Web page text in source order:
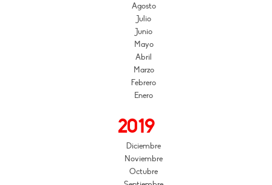
Agosto
Julio
Junio
Mayo
Abril
Marzo
Febrero
Enero
2019
Diciembre
Noviembre
Octubre